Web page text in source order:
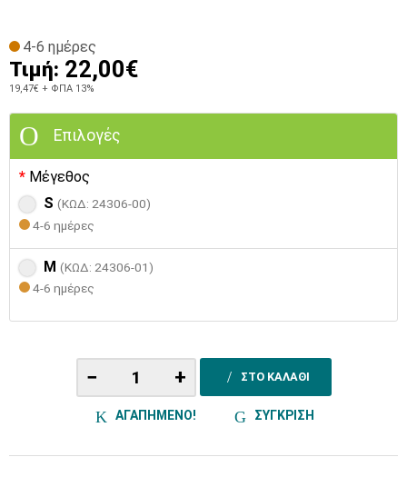
4-6 ημέρες
Τιμή: 22,00€
19,47€ + ΦΠΑ 13%
Επιλογές
Μέγεθος
S (ΚΩΔ: 24306-00)
4-6 ημέρες
M (ΚΩΔ: 24306-01)
4-6 ημέρες
− + ΣΤΟ ΚΑΛΑΘΙ
ΑΓΑΠΗΜΕΝΟ! ΣΥΓΚΡΙΣΗ